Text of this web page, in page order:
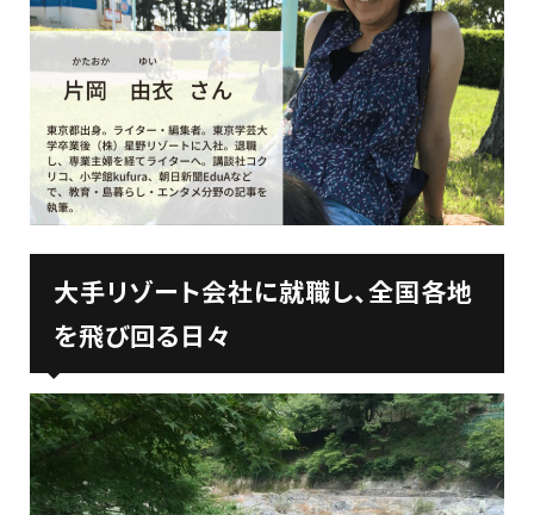
大手リゾート会社に就職し、全国各地
を飛び回る日々